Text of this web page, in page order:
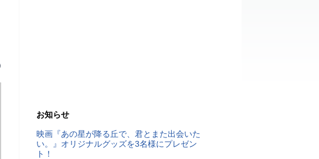
お知らせ
映画『あの星が降る丘で、君とまた出会いた
い。』オリジナルグッズを3名様にプレゼン
ト！